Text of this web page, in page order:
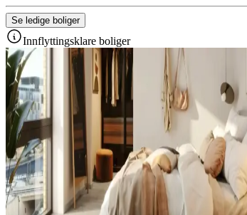
Se ledige boliger
Innflyttingsklare boliger